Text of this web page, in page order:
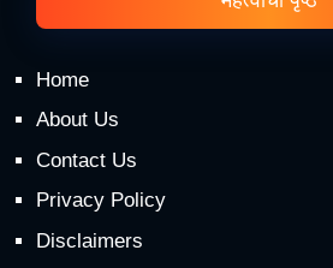
Home
About Us
Contact Us
Privacy Policy
Disclaimers